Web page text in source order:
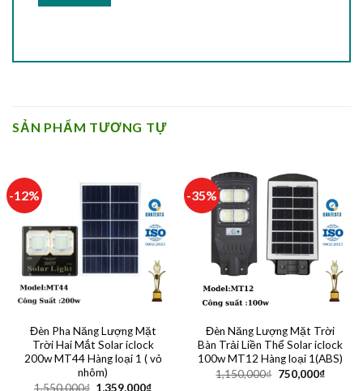
SẢN PHẨM TƯƠNG TỰ
-12%
Đèn Pha Năng Lượng Mặt
Trời Hai Mắt Solar iclock
200w MT44 Hàng loại 1 ( vỏ
nhôm)
1,550,000₫ 1,359,000₫
-35%
Đèn Năng Lượng Mặt Trời
Bàn Trải Liền Thể Solar iclock
100w MT12 Hàng loại 1(ABS)
1,150,000₫ 750,000₫